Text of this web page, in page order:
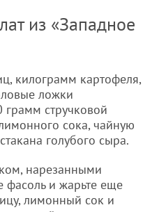
из «Западное
килограмм картофеля,
ложки
грамм стручковой
сока, чайную
голубого сыра.
нарезанными
фасоль и жарьте еще
лимонный сок и